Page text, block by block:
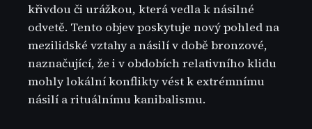
křivdou či urážkou, která vedla k násilné
odvetě. Tento objev poskytuje nový pohled na
mezilidské vztahy a násilí v době bronzové,
naznačující, že i v obdobích relativního klidu
mohly lokální konflikty vést k extrémnímu
násilí a rituálnímu kanibalismu.